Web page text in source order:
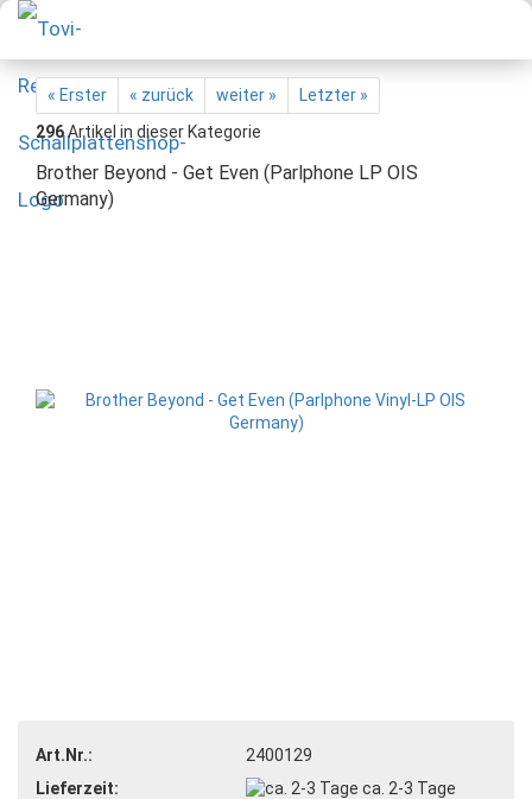
« Erster « zurück weiter »
Letzter »
296Artikel in dieser Kategorie
Brother Beyond - Get Even (Parlphone LP OIS
Germany)
Art.Nr.:
2400129
Lieferzeit:
ca. 2-3 Tage